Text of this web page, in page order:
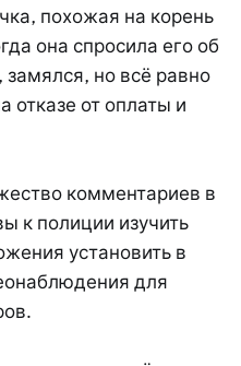
похожая на корень
она спросила его об
замялся, но всё равно
отказе от оплаты и
комментариев в
к полиции изучить
установить в
для